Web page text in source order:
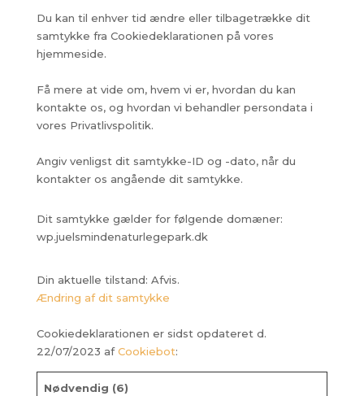
Du kan til enhver tid ændre eller tilbagetrække dit
samtykke fra Cookiedeklarationen på vores
hjemmeside.
Få mere at vide om, hvem vi er, hvordan du kan
kontakte os, og hvordan vi behandler persondata i
vores Privatlivspolitik.
Angiv venligst dit samtykke-ID og -dato, når du
kontakter os angående dit samtykke.
Dit samtykke gælder for følgende domæner:
wp.juelsmindenaturlegepark.dk
Din aktuelle tilstand: Afvis.
Ændring af dit samtykke
Cookiedeklarationen er sidst opdateret d.
22/07/2023 afCookiebot:
Nødvendig (6)